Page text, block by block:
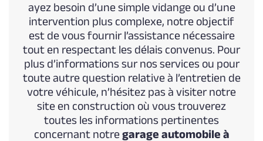
ayez besoin d’une simple vidange ou d’une
intervention plus complexe, notre objectif
est de vous fournir l’assistance nécessaire
tout en respectant les délais convenus. Pour
plus d’informations sur nos services ou pour
toute autre question relative à l’entretien de
votre véhicule, n’hésitez pas à visiter notre
site en construction où vous trouverez
toutes les informations pertinentes
concernant notregarage automobile à